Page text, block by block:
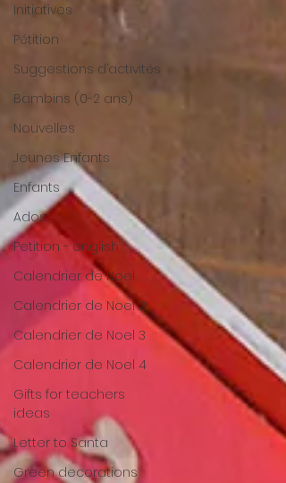
Initiatives
Pétition
Suggestions d’activités
Bambins (0-2 ans)
Nouvelles
Jeunes Enfants
Enfants
Ados
Petition - english
Calendrier de Noel
Calendrier de Noel 2
Calendrier de Noel 3
Calendrier de Noel 4
Gifts for teachers
ideas
Letter to Santa
Green decorations